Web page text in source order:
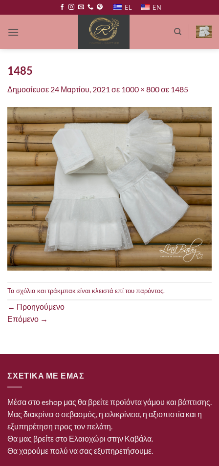
στο
περιεχόμενο
EL EN
1485
Δημοσίευσε 24 Μαρτίου, 2021 σε 1000 × 800σε 1485
Τα σχόλια και τράκμπακ είναι κλειστά επί του παρόντος.
← Προηγούμενο
Επόμενο →
ΣΧΕΤΙΚΑ ΜΕ ΕΜΑΣ
Μέσα στο eshop μας θα βρείτε προϊόντα γάμου και βάπτισης.
Μας διακρίνει ο σεβασμός, η ειλικρίνεια, η αξιοπιστία και η
εξυπηρέτηση προς τον πελάτη.
Θα μας βρείτε στο Ελαιοχώρι στην Καβάλα.
Θα χαρούμε πολύ να σας εξυπηρετήσουμε.